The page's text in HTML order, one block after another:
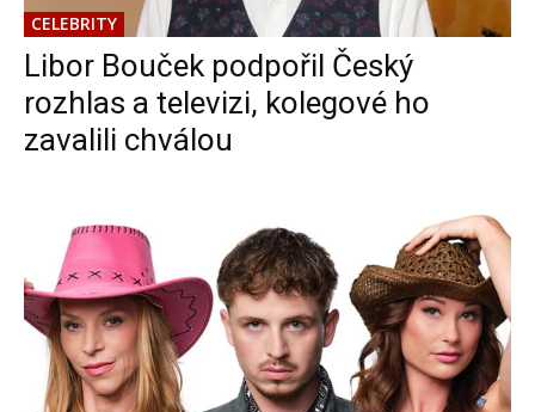
CELEBRITY
Libor Bouček podpořil Český
rozhlas a televizi, kolegové ho
zavalili chválou